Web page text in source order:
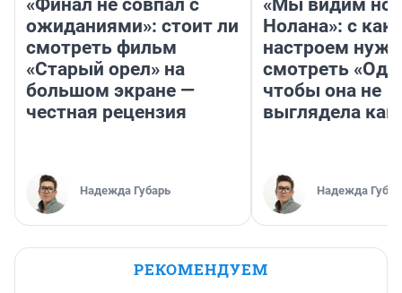
ожиданиями»: стоит ли
смотреть фильм
«Старый орел» на
большом экране —
честная рецензия
Надежда Губарь
Нолана»: с
настроем
смотреть
чтобы она не
выглядела как
Надежда
РЕКОМЕНДУЕМ